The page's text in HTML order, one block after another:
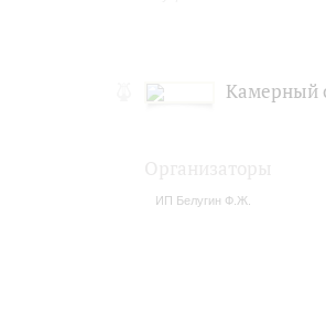
Камерный
ИП Белугин Ф.Ж.